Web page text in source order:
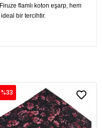
flamlı koton eşarp, hem
ideal bir tercihtir.
%33